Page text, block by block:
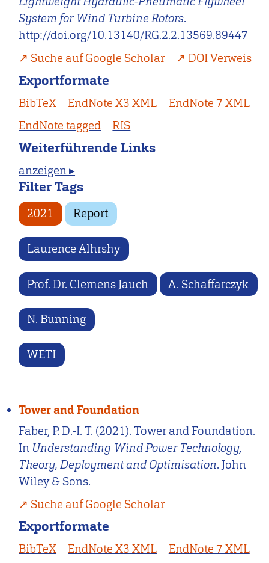
System for Wind Turbine Rotors.
http://doi.org/10.13140/RG.2.2.13569.89447
Suche auf Google Scholar
DOI Verweis
Exportformate
BibTeX EndNote X3 XML
EndNote 7 XML
EndNote tagged
RIS
Weiterführende Links
anzeigen ▸
Filter Tags
2021 Report
Laurence Alhrshy
Prof. Dr. Clemens Jauch A. Schaffarczyk
N. Bünning
WETI
Tower and Foundation
Faber, P. D.-I. T. (2021). Tower and Foundation.
In Understanding Wind Power Technology,
Theory, Deployment and Optimisation. John
Wiley & Sons.
Suche auf Google Scholar
Exportformate
BibTeX EndNote X3 XML
EndNote 7 XML